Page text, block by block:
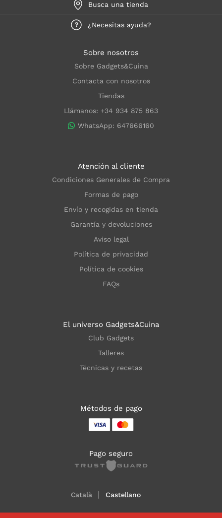
Busca una tienda
¿Necesitas ayuda?
Sobre nosotros
Sobre Gadgets&Cuina
Contacta con nosotros
Tiendas
Llámanos: +34 934 875 863
WhatsApp: 647666160
Atención al cliente
Condiciones Generales de Compra
Formas de pago
Envío y recogidas en tienda
Garantía y devoluciones
Aviso legal
Política de privacidad
Política de cookies
FAQs
El universo Gadgets&Cuina
Club Gadgets
Talleres
Técnicas y recetas
Métodos de pago
Pago seguro
Català Castellano